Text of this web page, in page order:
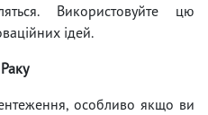
Використовуйте цю
ідей.
особливо якщо ви